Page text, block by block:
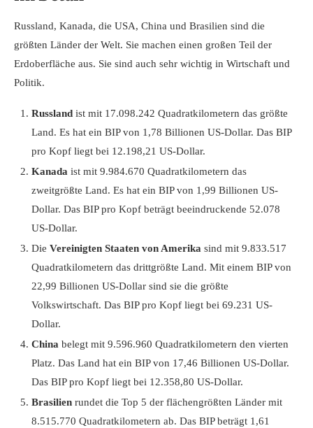
Russland, Kanada, die USA, China und Brasilien sind die
größten Länder der Welt. Sie machen einen großen Teil der
Erdoberfläche aus. Sie sind auch sehr wichtig in Wirtschaft und
Politik.
Russland ist mit 17.098.242 Quadratkilometern das größte
Land. Es hat ein BIP von 1,78 Billionen US-Dollar. Das BIP
pro Kopf liegt bei 12.198,21 US-Dollar.
Kanada ist mit 9.984.670 Quadratkilometern das
zweitgrößte Land. Es hat ein BIP von 1,99 Billionen US-
Dollar. Das BIP pro Kopf beträgt beeindruckende 52.078
US-Dollar.
Die Vereinigten Staaten von Amerika sind mit 9.833.517
Quadratkilometern das drittgrößte Land. Mit einem BIP von
22,99 Billionen US-Dollar sind sie die größte
Volkswirtschaft. Das BIP pro Kopf liegt bei 69.231 US-
Dollar.
China belegt mit 9.596.960 Quadratkilometern den vierten
Platz. Das Land hat ein BIP von 17,46 Billionen US-Dollar.
Das BIP pro Kopf liegt bei 12.358,80 US-Dollar.
Brasilien rundet die Top 5 der flächengrößten Länder mit
8.515.770 Quadratkilometern ab. Das BIP beträgt 1,61